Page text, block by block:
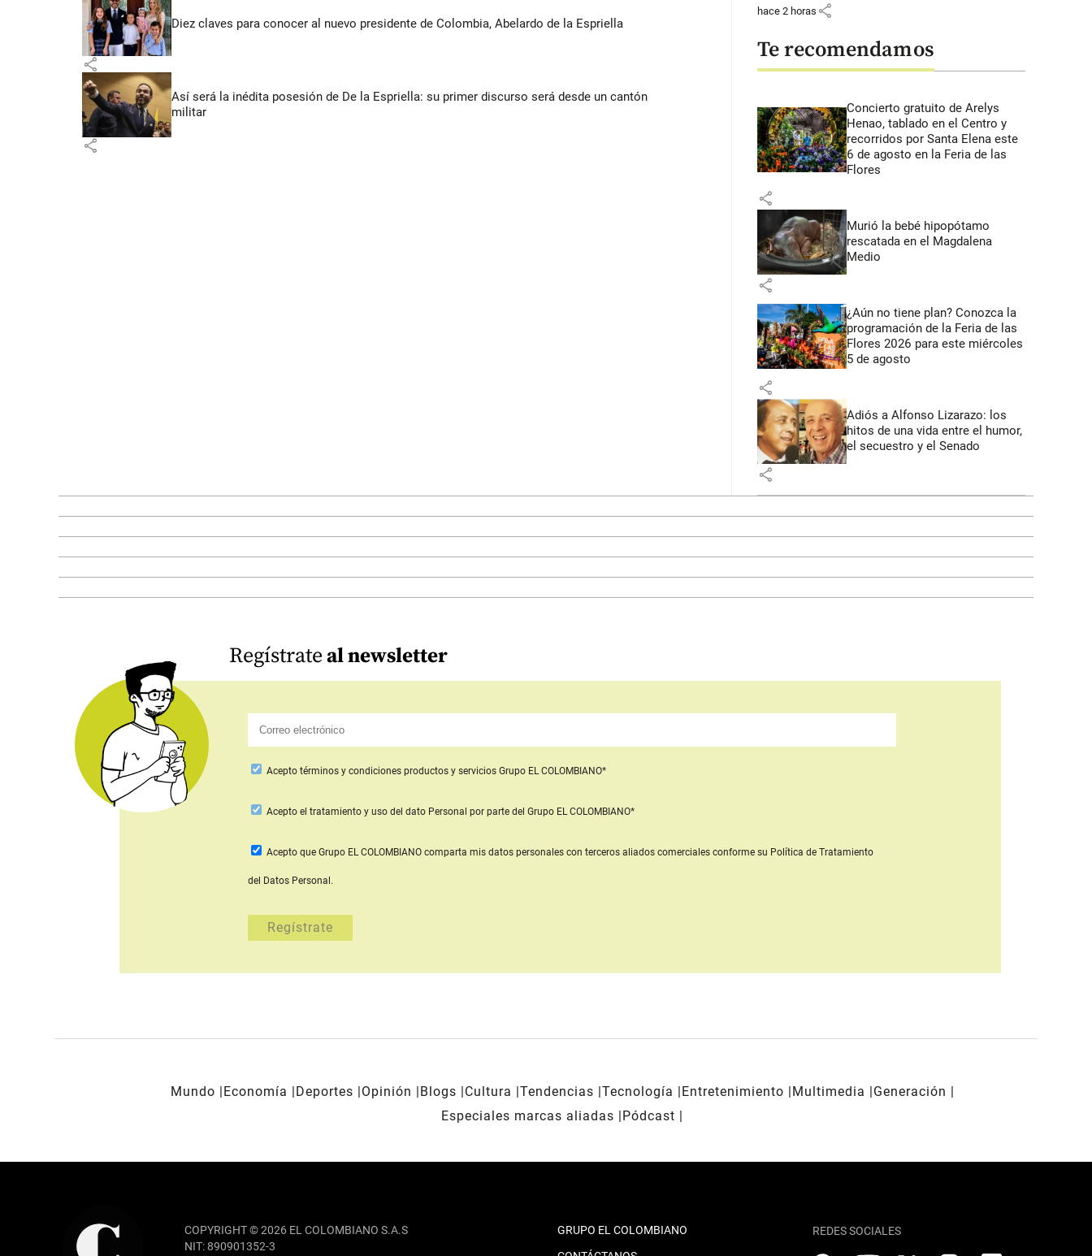
Diez claves para conocer al nuevo presidente de Colombia, Abelardo de la Espriella
share
Así será la inédita posesión de De la Espriella: su primer discurso será desde un cantón
militar
share
hace 2 horas share
Te recomendamos
Concierto gratuito de Arelys
Henao, tablado en el Centro y
recorridos por Santa Elena este
6 de agosto en la Feria de las
Flores
share
Murió la bebé hipopótamo
rescatada en el Magdalena
Medio
share
¿Aún no tiene plan? Conozca la
programación de la Feria de las
Flores 2026 para este miércoles
5 de agosto
share
Adiós a Alfonso Lizarazo: los
hitos de una vida entre el humor,
el secuestro y el Senado
share
Regístrateal newsletter
Acepto términos y condiciones productos y servicios Grupo EL COLOMBIANO*
Aceptoel tratamiento y uso del dato Personal por parte del Grupo EL COLOMBIANO*
Acepto que Grupo EL COLOMBIANO comparta mis datos personales con terceros aliados comercialesconforme su Política de Tratamiento
del Datos Personal.
Mundo Economía Deportes Opinión Blogs Cultura Tendencias Tecnología Entretenimiento Multimedia
Generación
Especiales marcas aliadas
Pódcast
COPYRIGHT © 2026 EL COLOMBIANO S.A.S
NIT: 890901352-3
GRUPO EL COLOMBIANO
REDES SOCIALES